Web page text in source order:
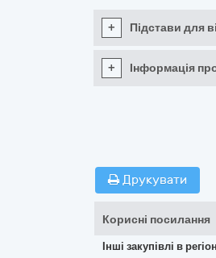
+ Підстави для
+ Інформація
Друкувати
Корисні посилання
Інші закупівлі в